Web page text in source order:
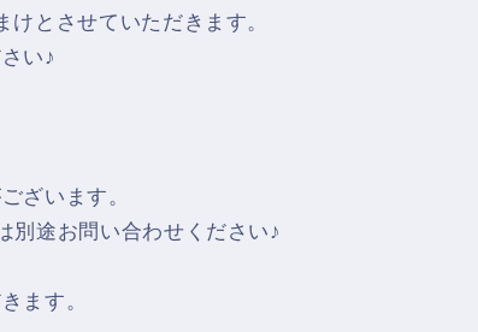
とさせていただきます。
い♪
ざいます。
別途お問い合わせください♪
ます。